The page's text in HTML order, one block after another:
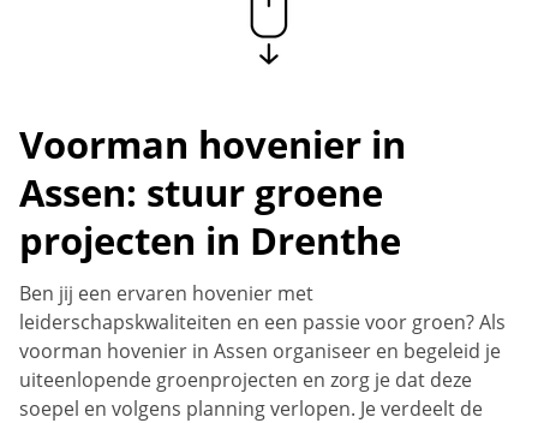
Voorman hovenier in
Assen: stuur groene
projecten in Drenthe
Ben jij een ervaren hovenier met
leiderschapskwaliteiten en een passie voor groen? Als
voorman hovenier in Assen organiseer en begeleid je
uiteenlopende groenprojecten en zorg je dat deze
soepel en volgens planning verlopen. Je verdeelt de